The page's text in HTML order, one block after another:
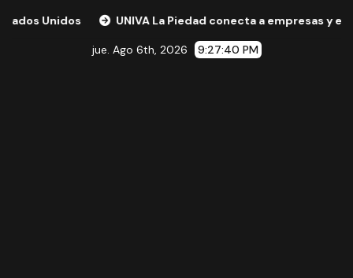
UNIVA La Piedad conecta a empresas y expertos
jue. Ago 6th, 2026 9:27:41 PM